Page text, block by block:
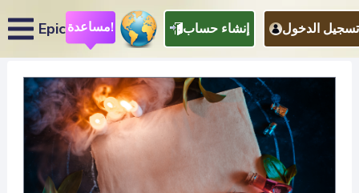
Epic مساعدة! إنشاء حساب تسجيل الدخول